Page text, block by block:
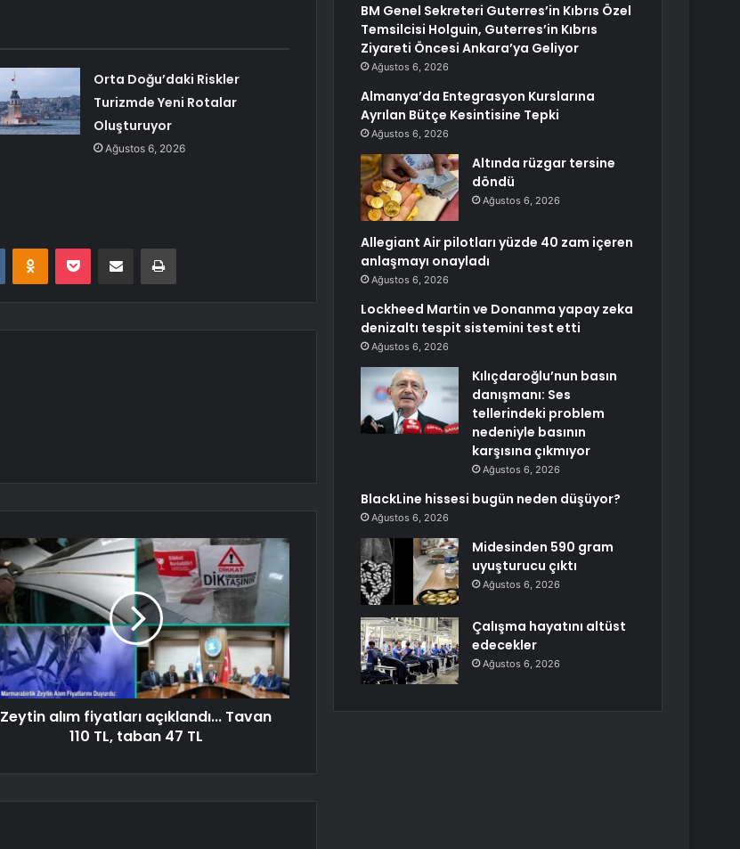
Orta Doğu’daki Riskler
Turizmde Yeni Rotalar
Oluşturuyor
Ağustos 6, 2026
VKontakteOdnoklassniki
Pocket E-Posta ile paylaş Yazdır
Zeytin alım fiyatları açıklandı... Tavan
110 TL, taban 47 TL
BM Genel Sekreteri Guterres’in Kıbrıs Özel
Temsilcisi Holguin, Guterres’in Kıbrıs
Ziyareti Öncesi Ankara’ya Geliyor
Ağustos 6, 2026
Almanya’da Entegrasyon Kurslarına
Ayrılan Bütçe Kesintisine Tepki
Ağustos 6, 2026
Altında rüzgar tersine
döndü
Ağustos 6, 2026
Allegiant Air pilotları yüzde 40 zam içeren
anlaşmayı onayladı
Ağustos 6, 2026
Lockheed Martin ve Donanma yapay zeka
denizaltı tespit sistemini test etti
Ağustos 6, 2026
Kılıçdaroğlu’nun basın
danışmanı: Ses
tellerindeki problem
nedeniyle basının
karşısına çıkmıyor
Ağustos 6, 2026
BlackLine hissesi bugün neden düşüyor?
Ağustos 6, 2026
Midesinden 590 gram
uyuşturucu çıktı
Ağustos 6, 2026
Çalışma hayatını altüst
edecekler
Ağustos 6, 2026